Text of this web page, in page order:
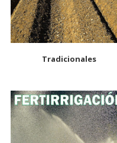
Tradicionales